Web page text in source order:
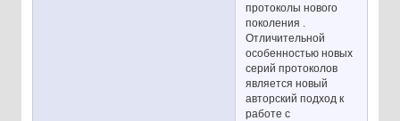
протоколы нового
поколения .
Отличительной
особенностью новых
серий протоколов
является новый
авторский подход к
работе с